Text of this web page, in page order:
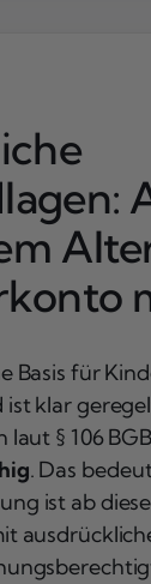
Basis für
klar
laut § 106
. Das
ist ab